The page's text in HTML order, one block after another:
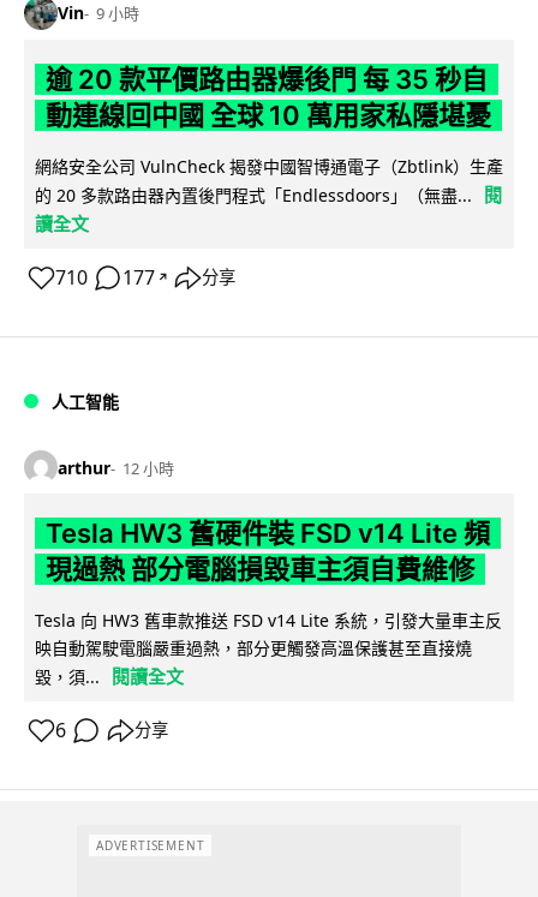
Vin 9 小時
逾 20 款平價路由器爆後門 每 35 秒自
動連線回中國 全球 10 萬用家私隱堪憂
網絡安全公司 VulnCheck 揭發中國智博通電子（Zbtlink）生產
的 20 多款路由器內置後門程式「Endlessdoors」（無盡...
閱
讀全文
710 177 ↗ 分享
人工智能
arthur 12 小時
Tesla HW3 舊硬件裝 FSD v14 Lite 頻
現過熱 部分電腦損毀車主須自費維修
Tesla 向 HW3 舊車款推送 FSD v14 Lite 系統，引發大量車主反
映自動駕駛電腦嚴重過熱，部分更觸發高溫保護甚至直接燒
毀，須...
閱讀全文
6 分享
ADVERTISEMENT